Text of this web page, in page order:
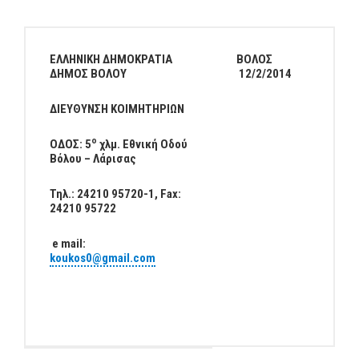
ΕΛΛΗΝΙΚΗ ΔΗΜΟΚΡΑΤΙΑ
ΔΗΜΟΣ ΒΟΛΟΥ
ΔΙΕΥΘΥΝΣΗ ΚΟΙΜΗΤΗΡΙΩΝ
ΟΔΟΣ: 5ο χλμ. Εθνική Οδού
Βόλου – Λάρισας
Τηλ.: 24210 95720-1, Fax:
24210 95722
e mail:
koukos0@gmail.com
ΒΟΛΟΣ
12/2/2014